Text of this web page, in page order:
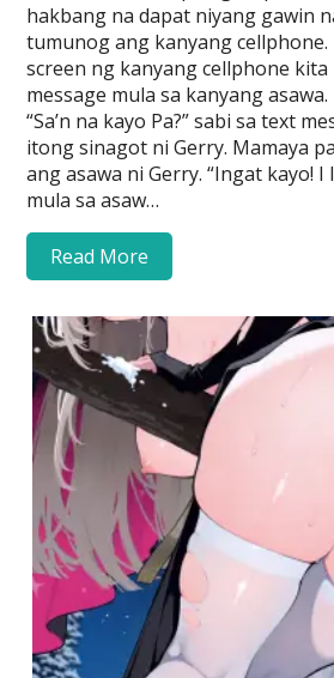
hakbang na dapat niyang gawin
tumunog ang kanyang
screen ng kanyang cellphone
message mula sa kanyang asawa.
“Sa’n na kayo Pa?” sabi sa text
itong sinagot ni Gerry. Mamaya
ang asawa ni Gerry. “Ingat kayo! I
mula sa asaw…
Read More